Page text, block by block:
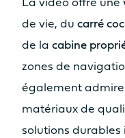
La vidéo offre une
de vie, du carré
de la cabine
zones de
également
matériaux de
solutions